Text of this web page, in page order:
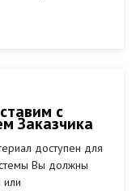
с
Заказчика
доступен для
Вы должны
или